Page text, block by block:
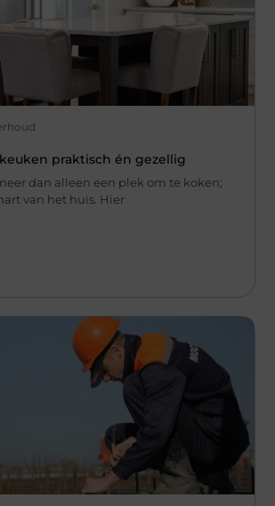
praktisch én gezellig
dan alleen een plek om te koken;
van het huis. Hier